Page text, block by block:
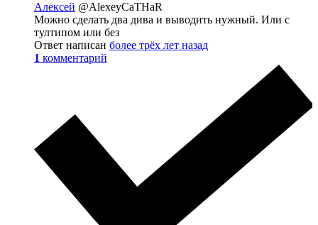
Алексей @AlexeyCaTHaR
Можно сделать два дива и выводить нужный. Или с
тултипом или без
Ответ написан более трёх лет назад
1 комментарий